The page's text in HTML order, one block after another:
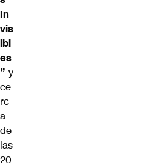
In
vis
ibl
es
” y
ce
rc
a
de
las
20